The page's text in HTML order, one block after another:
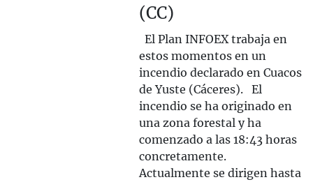
(CC)
El Plan INFOEX trabaja en
estos momentos en un
incendio declarado en Cuacos
de Yuste (Cáceres). El
incendio se ha originado en
una zona forestal y ha
comenzado a las 18:43 horas
concretamente.
Actualmente se dirigen hasta